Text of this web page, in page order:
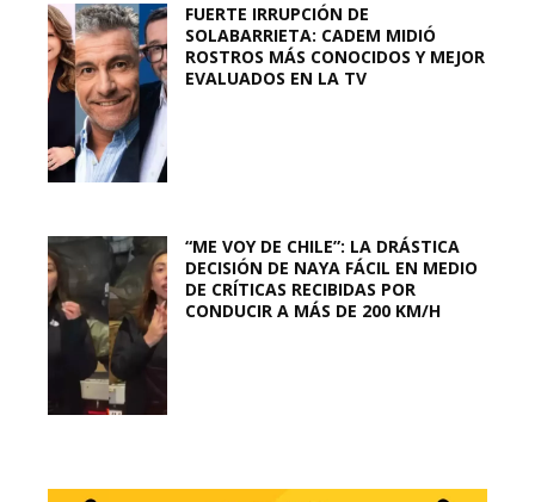
FUERTE IRRUPCIÓN DE
SOLABARRIETA: CADEM MIDIÓ
ROSTROS MÁS CONOCIDOS Y MEJOR
EVALUADOS EN LA TV
“ME VOY DE CHILE”: LA DRÁSTICA
DECISIÓN DE NAYA FÁCIL EN MEDIO
DE CRÍTICAS RECIBIDAS POR
CONDUCIR A MÁS DE 200 KM/H